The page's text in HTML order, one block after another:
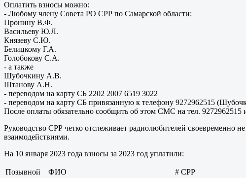
Оплатить взносы можно:
- Любому члену Совета РО СРР по Самарской области:
Пронину В.Ф.
Васильеву Ю.Л.
Князеву С.Ю.
Белицкому Г.А.
Голобокову С.А.
- а также
Шубочкину А.В.
Штанову А.Н.
- переводом на карту СБ 2202 2007 6519 3022
- переводом на карту СБ привязанную к телефону 9272962515
После оплаты обязательно сообщить об этом СМС на тел. 9272962515
Руководство СРР четко отслеживает радиолюбителей
взаимодействиями.
На 10 января 2023 года взносы за 2023 год уплатили:
Позывной ФИО
# СРР